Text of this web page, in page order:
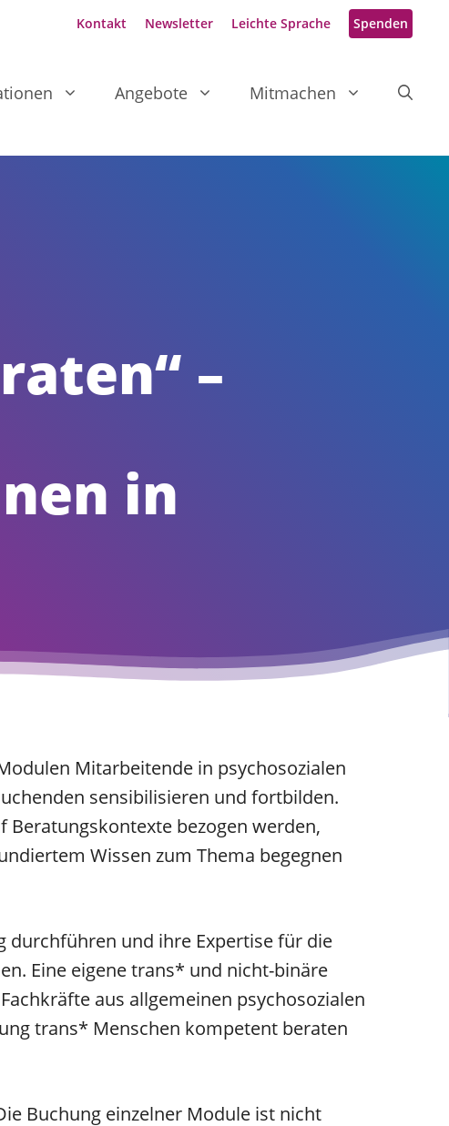
Kontakt Newsletter Leichte Sprache Spenden
Angebote Mitmachen
–
in
Mitarbeitende in psychosozialen
sensibilisieren und fortbilden.
Beratungskontexte bezogen werden,
Wissen zum Thema begegnen
durchführen und ihre Expertise für die
Eine eigene trans* und nicht-binäre
aus allgemeinen psychosozialen
trans* Menschen kompetent beraten
Buchung einzelner Module ist nicht